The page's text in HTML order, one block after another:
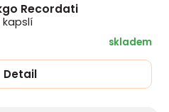
Recordati
kapslí
skladem
Detail